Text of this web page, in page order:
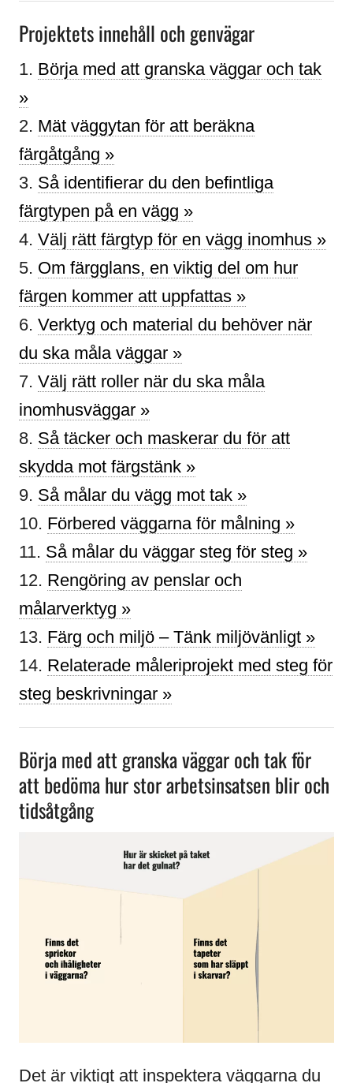
Projektets innehåll och genvägar
1. Börja med att granska väggar och tak
»
2. Mät väggytan för att beräkna
färgåtgång »
3. Så identifierar du den befintliga
färgtypen på en vägg »
4. Välj rätt färgtyp för en vägg inomhus »
5. Om färgglans, en viktig del om hur
färgen kommer att uppfattas »
6. Verktyg och material du behöver när
du ska måla väggar »
7. Välj rätt roller när du ska måla
inomhusväggar »
8. Så täcker och maskerar du för att
skydda mot färgstänk »
9. Så målar du vägg mot tak »
10. Förbered väggarna för målning »
11. Så målar du väggar steg för steg »
12. Rengöring av penslar och
målarverktyg »
13. Färg och miljö – Tänk miljövänligt »
14. Relaterade måleriprojekt med steg för
steg beskrivningar »
Börja med att granska väggar och tak för
att bedöma hur stor arbetsinsatsen blir och
tidsåtgång
Det är viktigt att inspektera väggarna du